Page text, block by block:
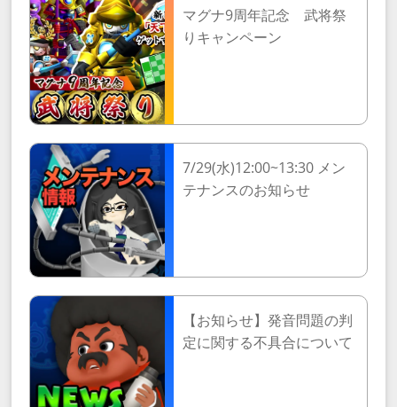
マグナ9周年記念 武将祭
りキャンペーン
7/29(水)12:00~13:30 メン
テナンスのお知らせ
【お知らせ】発音問題の判
定に関する不具合について